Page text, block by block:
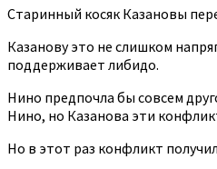
Старинный косяк Казановы
Казанову это не слишком
поддерживает либидо.
Нино предпочла бы совсем
Нино, но Казанова эти
Но в этот раз конфликт